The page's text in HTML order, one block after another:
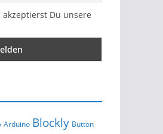
Du unsere
Arduino Blockly Button